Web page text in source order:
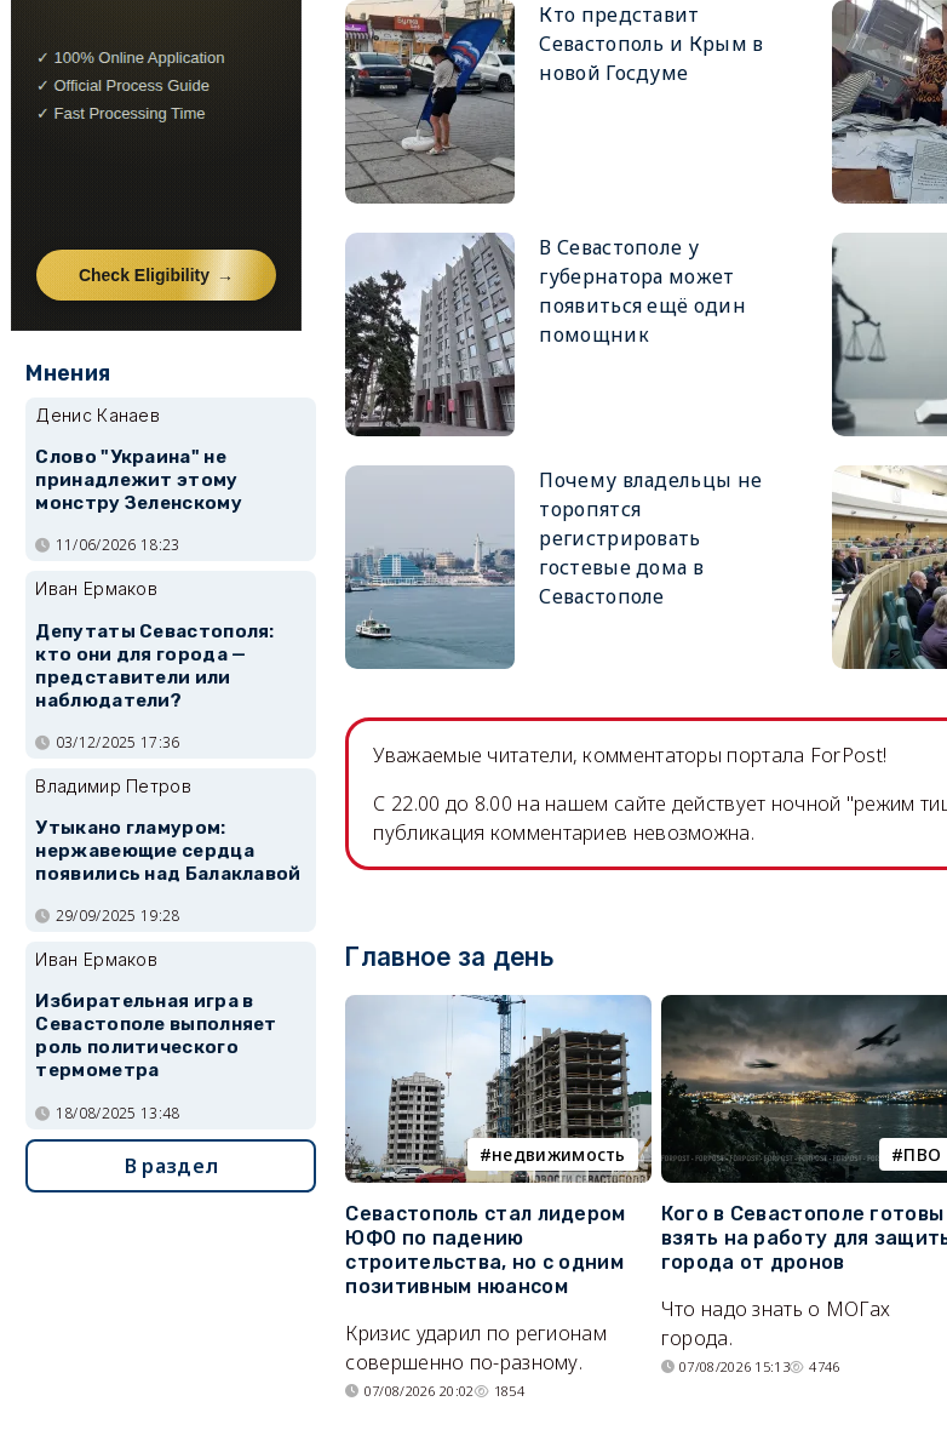
Кто представит
Севастополь и Крым в
новой Госдуме
В Севастополе у
губернатора может
появиться ещё один
помощник
Почему владельцы не
торопятся
регистрировать
гостевые дома в
Севастополе
Уважаемые читатели, комментаторы портала ForPost!
C 22.00 до 8.00 на нашем сайте действует ночной "режим
публикация комментариев невозможна.
Главное за день
недвижимость
Севастополь стал лидером
ЮФО по падению
строительства, но с одним
позитивным нюансом
Кризис ударил по регионам
совершенно по-разному.
07/08/2026 20:02 1854
ПВО
Кого в Севастополе готовы
взять на работу для
города от дронов
Что надо знать о МОГах
города.
07/08/2026 15:13 4746
Мнения
Денис Канаев
Слово "Украина" не
принадлежит этому
монстру Зеленскому
11/06/2026 18:23
Иван Ермаков
Депутаты Севастополя:
кто они для города —
представители или
наблюдатели?
03/12/2025 17:36
Владимир Петров
Утыкано гламуром:
нержавеющие сердца
появились над Балаклавой
29/09/2025 19:28
Иван Ермаков
Избирательная игра в
Севастополе выполняет
роль политического
термометра
18/08/2025 13:48
В раздел